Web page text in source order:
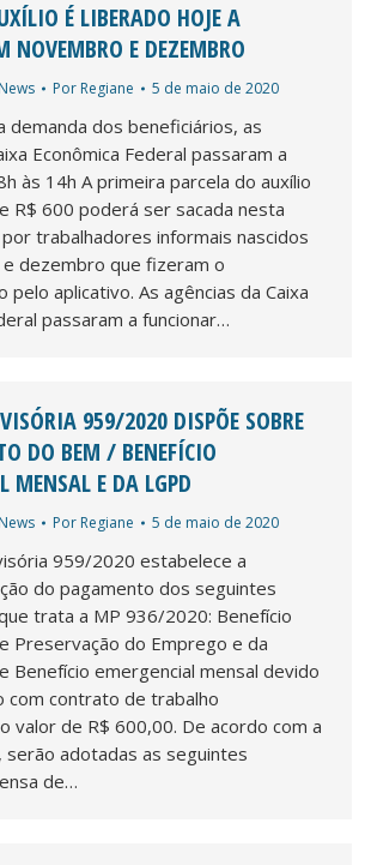
É LIBERADO HOJE A
NOVEMBRO E DEZEMBRO
Por Regiane 5 de maio de 2020
demanda dos beneficiários, as
Econômica Federal passaram a
às 14h A primeira parcela do auxílio
R$ 600 poderá ser sacada nesta
trabalhadores informais nascidos
dezembro que fizeram o
pelo aplicativo. As agências da Caixa
passaram a funcionar…
959/2020 DISPÕE SOBRE
DO BEM / BENEFÍCIO
MENSAL E DA LGPD
Por Regiane 5 de maio de 2020
959/2020 estabelece a
do pagamento dos seguintes
trata a MP 936/2020: Benefício
Preservação do Emprego e da
Benefício emergencial mensal devido
com contrato de trabalho
valor de R$ 600,00. De acordo com a
adotadas as seguintes
de…